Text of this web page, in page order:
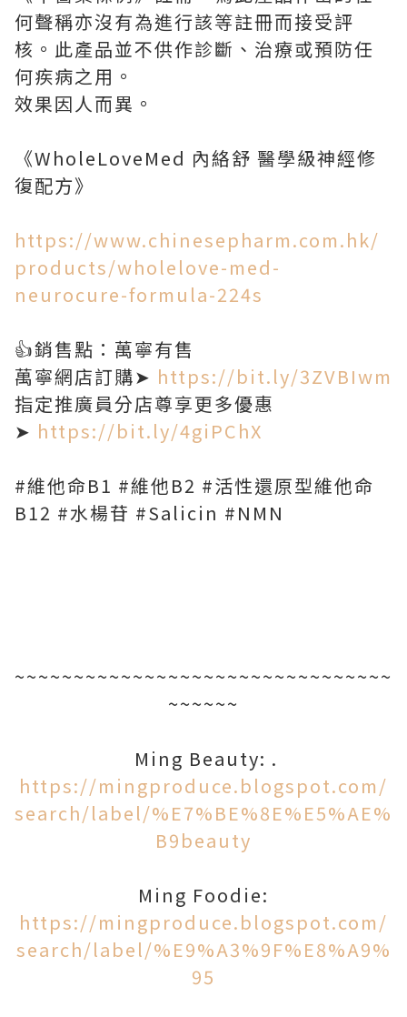
何聲稱亦沒有為進行該等註冊而接受評
核。此產品並不供作診斷、治療或預防任
何疾病之用。
效果因人而異。
《WholeLoveMed 內絡舒 醫學級神經修
復配方》
https://www.chinesepharm.com.hk/
products/wholelove-med-
neurocure-formula-224s
👍銷售點：萬寧有售
萬寧網店訂購➤ https://bit.ly/3ZVBIwm
指定推廣員分店尊享更多優惠
➤ https://bit.ly/4giPChX
#維他命B1 #維他B2 #活性還原型維他命
B12 #水楊苷 #Salicin #NMN
~~~~~~~~~~~~~~~~~~~~~~~~~~~~~~~~
~~~~~~
Ming Beauty: .
https://mingproduce.blogspot.com/
search/label/%E7%BE%8E%E5%AE%
B9beauty
Ming Foodie:
https://mingproduce.blogspot.com/
search/label/%E9%A3%9F%E8%A9%
95